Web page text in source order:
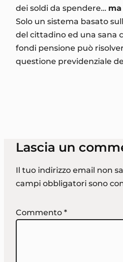
dei soldi da spendere…
Solo un sistema basato
del cittadino ed una sana
fondi pensione può
questione previdenziale
Lascia un
Il tuo indirizzo email non
campi obbligatori sono
Commento *